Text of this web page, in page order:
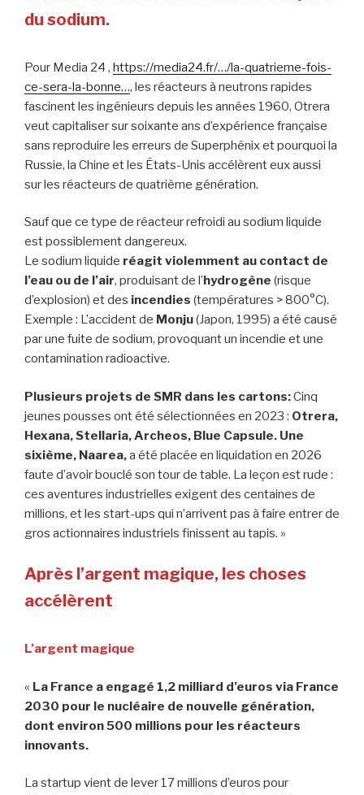
du sodium.
Pour Media 24 , https://media24.fr/…/la-quatrieme-fois-
ce-sera-la-bonne…, les réacteurs à neutrons rapides
fascinent les ingénieurs depuis les années 1960, Otrera
veut capitaliser sur soixante ans d’expérience française
sans reproduire les erreurs de Superphénix et pourquoi la
Russie, la Chine et les États-Unis accélèrent eux aussi
sur les réacteurs de quatrième génération.
Sauf que ce type de réacteur refroidi au sodium liquide
est possiblement dangereux.
Le sodium liquide réagit violemment au contact de
l’eau ou de l’air, produisant de l’hydrogène (risque
d’explosion) et des incendies (températures > 800°C).
Exemple : L’accident de Monju(Japon, 1995) a été causé
par une fuite de sodium, provoquant un incendie et une
contamination radioactive.
Plusieurs projets de SMR dans les cartons:Cinq
jeunes pousses ont été sélectionnées en 2023 : Otrera,
Hexana, Stellaria, Archeos, Blue Capsule. Une
sixième, Naarea,a été placée en liquidation en 2026
faute d’avoir bouclé son tour de table. La leçon est rude :
ces aventures industrielles exigent des centaines de
millions, et les start-ups qui n’arrivent pas à faire entrer de
gros actionnaires industriels finissent au tapis. »
Après l’argent magique, les choses
accélèrent
L’argent magique
« La France a engagé 1,2 milliard d’euros via France
2030 pour le nucléaire de nouvelle génération,
dont environ 500 millions pour les réacteurs
innovants.
La startup vient de lever 17 millions d’euros pour